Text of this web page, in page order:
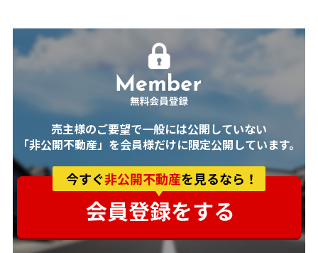
売主様のご要望で一般には公開していない
「非公開不動産」を会員様だけに限定公開しています。